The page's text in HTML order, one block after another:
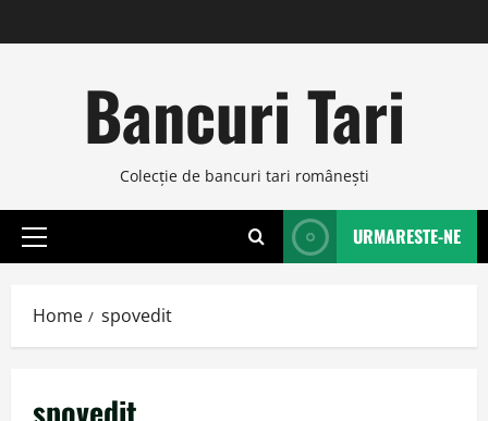
to
Bancuri Tari
Colecţie de bancuri tari româneşti
Primary
URMARESTE-NE
Home spovedit
spovedit